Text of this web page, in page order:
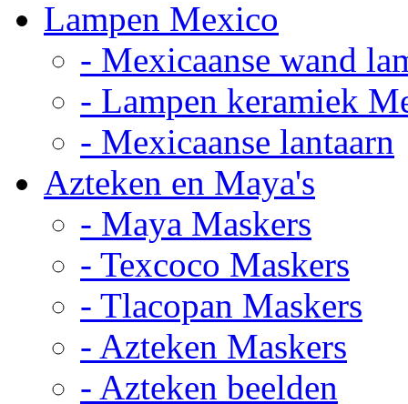
Lampen Mexico
- Mexicaanse wand
- Lampen keramiek
- Mexicaanse lantaarn
Azteken en Maya's
- Maya Maskers
- Texcoco Maskers
- Tlacopan Maskers
- Azteken Maskers
- Azteken beelden